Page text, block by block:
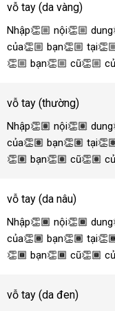
vỗ tay (da vàng)
Nhập👏🏼 nội👏🏼
của👏🏼 bạn👏🏼
👏🏼 bạn👏🏼 cũ👏🏼
vỗ tay (thường)
Nhập👏🏽 nội👏🏽
của👏🏽 bạn👏🏽
👏🏽 bạn👏🏽 cũ👏🏽
vỗ tay (da nâu)
Nhập👏🏾 nội👏🏾
của👏🏾 bạn👏🏾
👏🏾 bạn👏🏾 cũ👏🏾
vỗ tay (da đen)